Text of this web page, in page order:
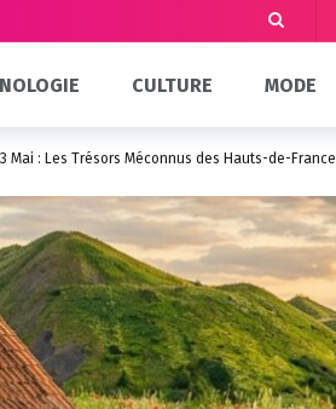
CULTURE MODE
Mai : Les Trésors Méconnus des Hauts-de-France